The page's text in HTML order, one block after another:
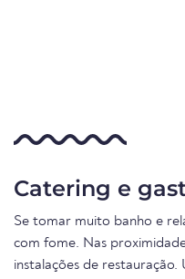
Catering e
Se tomar muito banho e
com fome. Nas
instalações de